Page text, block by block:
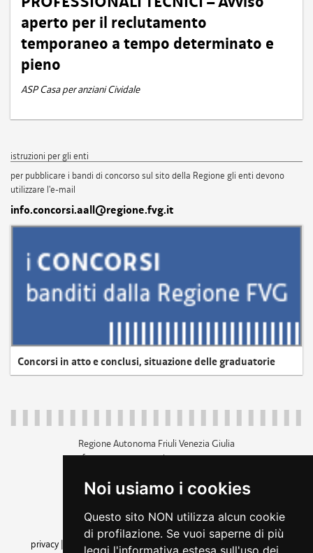
Noi usiamo i cookies
Questo sito NON utilizza alcun cookie
di profilazione. Se vuoi saperne di più
leggi l'informativa estesa sull'uso dei
aperto per il reclutamento
temporaneo a tempo determinato e
pieno
ASP Casa per anziani Cividale
istruzioni per gli enti
per pubblicare i bandi di concorso sul sito della Regione gli enti devono
utilizzare l'e-mail
info.concorsi.aall@regione.fvg.it
Concorsi in atto e conclusi, situazione delle graduatorie
Regione Autonoma Friuli Venezia Giulia
c.f. 80014930327; p.iva 00526040324
+39 040 3771111
amministrazione trasparente
privacy
cookie |note legali accessibilità
dichiarazione di